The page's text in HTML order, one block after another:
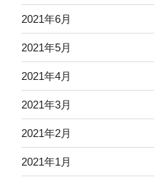
2021年6月
2021年5月
2021年4月
2021年3月
2021年2月
2021年1月